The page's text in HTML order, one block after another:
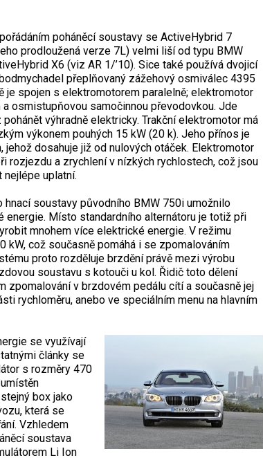
poháněcí soustavy se ActiveHybrid 7
prodloužená verze 7L) velmi liší od typu BMW
X6 (viz AR 1/’10). Sice také používá dvojicí
přeplňovaný zážehový osmiválec 4395
je spojen s elektromotorem paralelně; elektromotor
osmistupňovou samočinnou převodovkou. Jde
výhradně elektricky. Trakční elektromotor má
výkonem pouhých 15 kW (20 k). Jeho přínos je
jehož dosahuje již od nulových otáček. Elektromotor
rozjezdu a zrychlení v nízkých rychlostech, což jsou
nejlépe uplatní.
soustavy původního BMW 750i umožnilo
energie. Místo standardního alternátoru je totiž při
mnohem více elektrické energie. V režimu
kW, což současně pomáhá i se zpomalováním
proto rozděluje brzdění právě mezi výrobu
soustavu s kotouči u kol. Řidič toto dělení
zpomalování v brzdovém pedálu cítí a současně jej
rychloměru, anebo ve speciálním menu na hlavním
se využívají
články se
s rozměry 470
box jako
která se
Vzhledem
soustava
Li Ion